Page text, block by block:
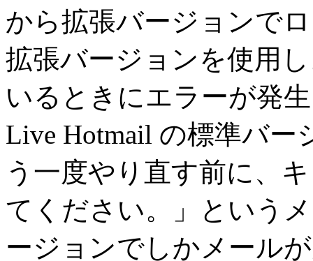
から拡張バージョンで
拡張バージョンを使用
いるときにエラーが発
Live Hotmail の標準バ
う一度やり直す前に、
てください。」という
ージョンでしかメール